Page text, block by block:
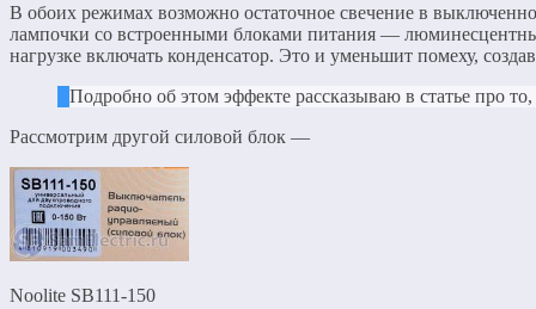
В обоих режимах возможно остаточное свечение в
лампочки со встроенными блоками питания —
нагрузке включать конденсатор. Это и уменьшит помеху,
Подробно об этом эффекте рассказываю в статье про то,
Рассмотрим другой силовой блок —
Noolite SB111-150